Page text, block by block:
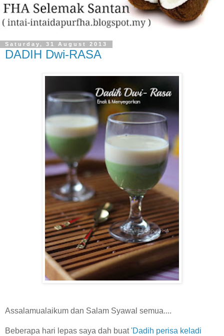
Saturday, 31 August 2013
DADIH Dwi-RASA
Assalamualaikum dan Salam Syawal semua....
Beberapa hari lepas saya dah buat'Dadih perisa keladi